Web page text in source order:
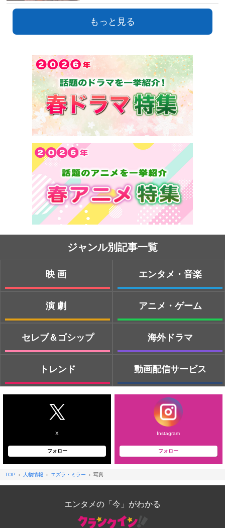
もっと見る
ジャンル別記事一覧
映画
演劇
セレブ＆ゴシップ
トレンド
エンタメ・音楽
アニメ・ゲーム
海外ドラマ
動画配信サービス
X
フォロー
Instagram
フォロー
TOP 人物情報 エズラ・ミラー 写真
エンタメの「今」がわかる